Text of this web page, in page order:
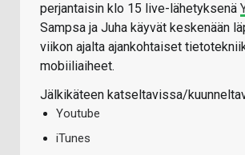
perjantaisin klo 15 live-lähetyksenä
Sampsa ja Juha käyvät keskenään
viikon ajalta ajankohtaiset
mobiiliaiheet.
Jälkikäteen katseltavissa/
Youtube
iTunes